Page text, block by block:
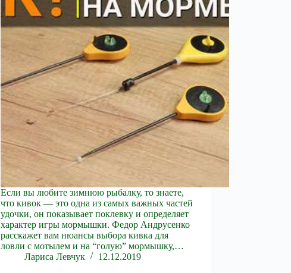
Если вы любите зимнюю рыбалку, то знаете,
что кивок — это одна из самых важных частей
удочки, он показывает поклевку и определяет
характер игры мормышки. Федор Андрусенко
расскажет вам нюансы выбора кивка для
ловли с мотылем и на “голую” мормышку,…
Лариса Левчук
12.12.2019